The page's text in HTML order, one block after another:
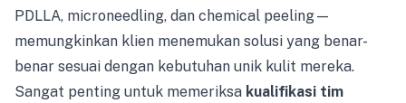
PDLLA, microneedling, dan chemical peeling—
memungkinkan klien menemukan solusi yang benar-
benar sesuai dengan kebutuhan unik kulit mereka.
Sangat penting untuk memeriksa kualifikasi tim